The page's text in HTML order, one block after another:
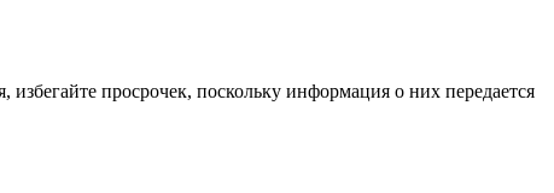
просрочек, поскольку информация о них передается